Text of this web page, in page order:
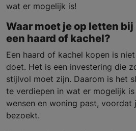
wat er mogelijk is!
Waar moet je op letten
een haard of kachel?
Een haard of kachel kopen is
doet. Het is een investering die
stijlvol moet zijn. Daarom is het
te verdiepen in wat er mogelijk
wensen en woning past, voordat
bezoekt.